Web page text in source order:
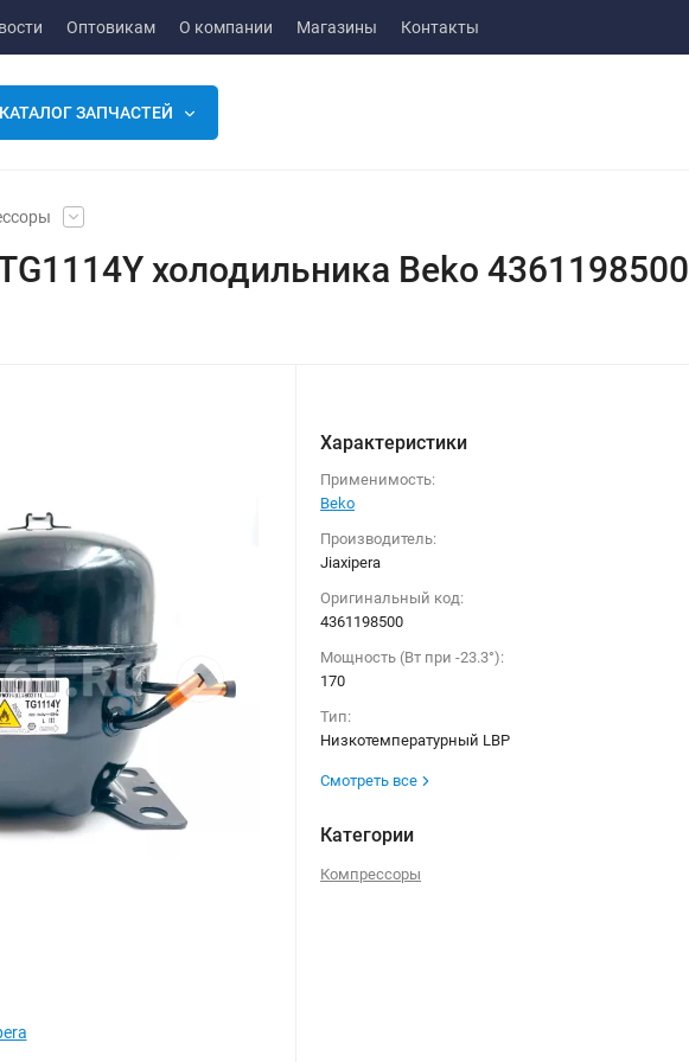
Оптовикам О компании Магазины Контакты
КАТАЛОГ ЗАПЧАСТЕЙ
холодильника Beko 4361198500
›
Характеристики
Применимость:
Beko
Производитель:
Jiaxipera
Оригинальный код:
4361198500
Мощность (Вт при -23.3°):
170
Тип:
Низкотемпературный LBP
Смотреть все
Категории
Компрессоры